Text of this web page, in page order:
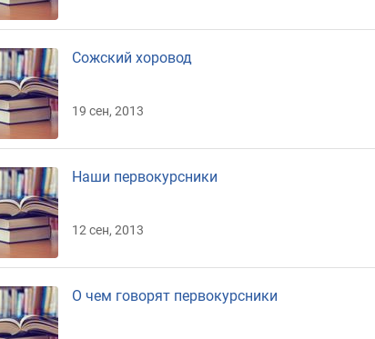
Сожский хоровод
19 сен, 2013
Наши первокурсники
12 сен, 2013
О чем говорят первокурсники